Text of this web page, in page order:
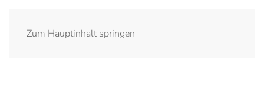
Zum Hauptinhalt springen